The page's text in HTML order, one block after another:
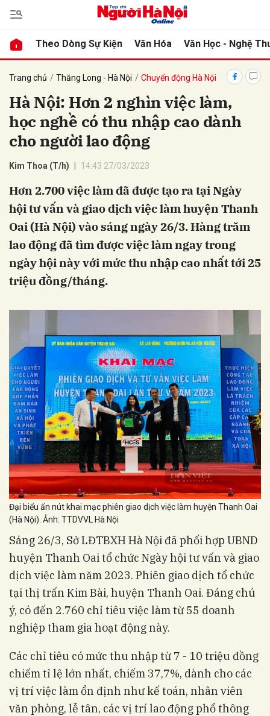
Theo Dòng Sự Kiện Văn Hóa Văn Học - Nghệ
Trang chủ Thăng Long - Hà Nội Chuyển động Hà Nội
Hà Nội: Hơn 2 nghìn việc làm,
học nghề có thu nhập cao dành
cho người lao động
Kim Thoa (T/h) 14:43 27/03/2023
Hơn 2.700 việc làm đã được tạo ra tại Ngày
hội tư vấn và giao dịch việc làm huyện Thanh
Oai (Hà Nội) vào sáng ngày 26/3. Hàng trăm
lao động đã tìm được việc làm ngay trong
ngày hội này với mức thu nhập cao nhất tới 25
triệu đồng/tháng.
Đại biểu ấn nút khai mạc phiên giao dịch việc làm huyện Thanh Oai
(Hà Nội). Ảnh: TTDVVL Hà Nội
Sáng 26/3, Sở LĐTBXH Hà Nội đã phối hợp UBND
huyện Thanh Oai tổ chức Ngày hội tư vấn và giao
dịch việc làm năm 2023. Phiên giao dịch tổ chức
tại thị trấn Kim Bài, huyện Thanh Oai. Đáng chú
ý, có đến 2.760 chỉ tiêu việc làm từ 55 doanh
nghiệp tham gia hoạt động này.
Các chỉ tiêu có mức thu nhập từ 7 - 10 triệu đồng
chiếm tỉ lệ lớn nhất, chiếm 37,7%, dành cho các
vị trí việc làm ổn định như kế toán, nhân viên
văn phòng, lễ tân, các vị trí lao động phổ thông
luận